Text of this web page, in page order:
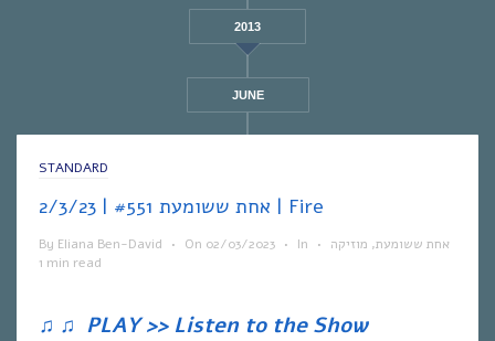
2013
JUNE
STANDARD
אחת ששומעת #551 | 2/3/23 | Fire
By Eliana Ben-David • On 02/03/2023 • In אחת ששומעת, מוזיקה
•
1 min read
♫ ♫ PLAY >> Listen to the Show